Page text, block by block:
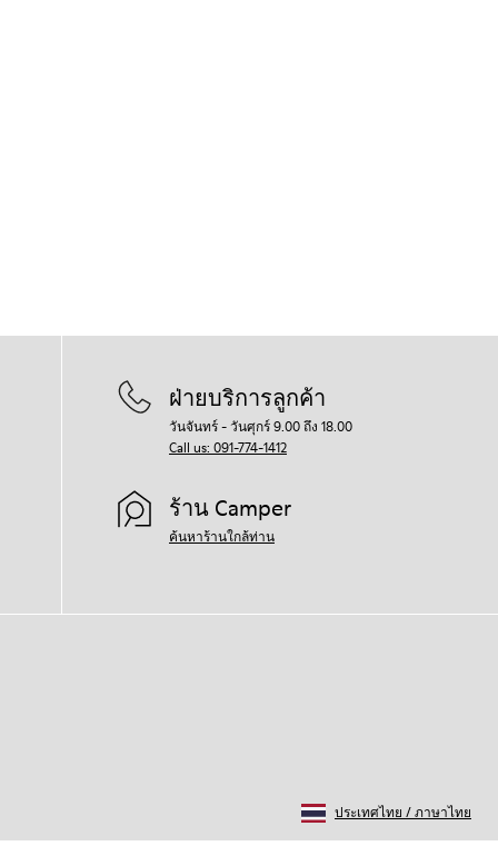
ฝ่ายบริการลูกค้า
วันจันทร์ - วันศุกร์ 9.00 ถึง 18.00
Call us: 091-774-1412
ร้าน Camper
ค้นหาร้านใกล้ท่าน
ประเทศไทย /ภาษาไทย